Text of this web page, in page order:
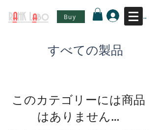
RAHK Labo Buy ログイン
このカテゴリーには商品
はありません…
​すべての製品